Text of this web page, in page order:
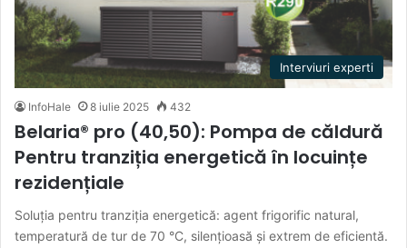
Interviuri experti
InfoHale 8 iulie 2025 432
Belaria® pro (40,50): Pompa de căldură
Pentru tranziția energetică în locuințe
rezidențiale
Soluția pentru tranziția energetică: agent frigorific natural,
temperatură de tur de 70 °C, silențioasă și extrem de eficientă.